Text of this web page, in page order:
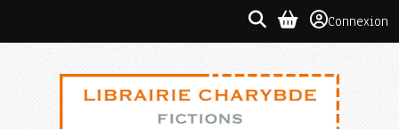
Connexion